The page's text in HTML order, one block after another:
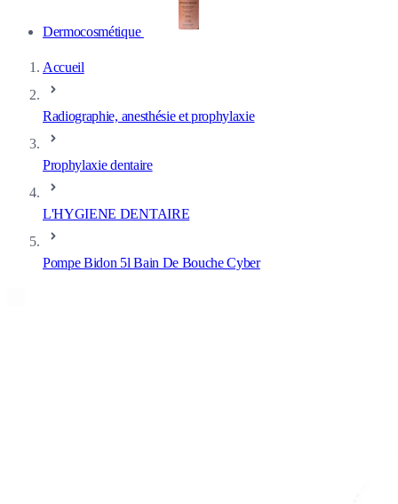
Dermocosmétique
Accueil
Radiographie, anesthésie et prophylaxie
Prophylaxie dentaire
L'HYGIENE DENTAIRE
Pompe Bidon 5l Bain De Bouche Cyber